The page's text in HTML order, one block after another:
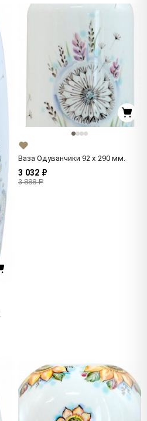
Ваза Одуванчики 92 x 290 мм.
3 032 ₽
3 888 ₽